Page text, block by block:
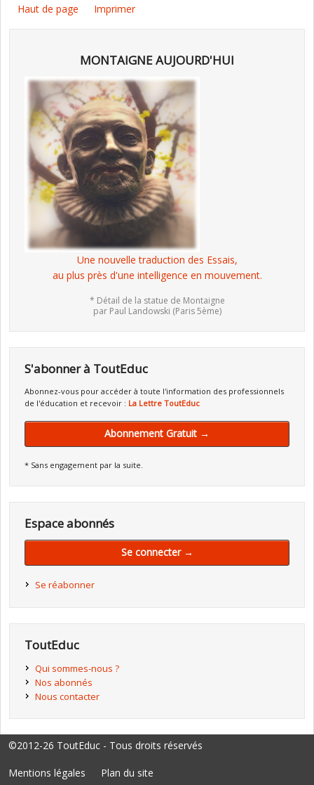
Haut de page Imprimer
MONTAIGNE AUJOURD'HUI
Une nouvelle traduction des Essais,
au plus près d'une intelligence en mouvement.
* Détail de la statue de Montaigne
par Paul Landowski (Paris 5ème)
S'abonner à ToutEduc
Abonnez-vous pour accéder à toute l'information des professionnels
de l'éducation et recevoir : La Lettre ToutEduc
Abonnement Gratuit →
* Sans engagement par la suite.
Espace abonnés
Se connecter →
Se réabonner
ToutEduc
Qui sommes-nous ?
Nos abonnés
Nous contacter
©2012-26 ToutEduc - Tous droits réservés
Mentions légales Plan du site